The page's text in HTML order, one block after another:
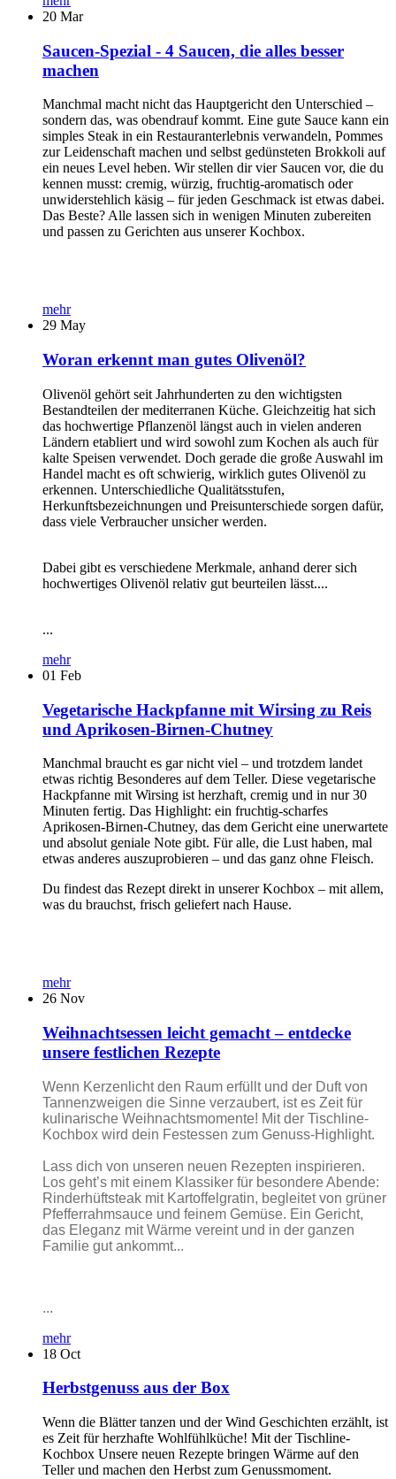
20 Mar
Saucen-Spezial - 4 Saucen, die alles besser
machen
Manchmal macht nicht das Hauptgericht den Unterschied –
sondern das, was obendrauf kommt. Eine gute Sauce kann ein
simples Steak in ein Restauranterlebnis verwandeln, Pommes
zur Leidenschaft machen und selbst gedünsteten Brokkoli auf
ein neues Level heben. Wir stellen dir vier Saucen vor, die du
kennen musst: cremig, würzig, fruchtig-aromatisch oder
unwiderstehlich käsig – für jeden Geschmack ist etwas dabei.
Das Beste? Alle lassen sich in wenigen Minuten zubereiten
und passen zu Gerichten aus unserer Kochbox.
mehr
29 May
Woran erkennt man gutes Olivenöl?
Olivenöl gehört seit Jahrhunderten zu den wichtigsten
Bestandteilen der mediterranen Küche. Gleichzeitig hat sich
das hochwertige Pflanzenöl längst auch in vielen anderen
Ländern etabliert und wird sowohl zum Kochen als auch für
kalte Speisen verwendet. Doch gerade die große Auswahl im
Handel macht es oft schwierig, wirklich gutes Olivenöl zu
erkennen. Unterschiedliche Qualitätsstufen,
Herkunftsbezeichnungen und Preisunterschiede sorgen dafür,
dass viele Verbraucher unsicher werden.
Dabei gibt es verschiedene Merkmale, anhand derer sich
hochwertiges Olivenöl relativ gut beurteilen lässt....
...
mehr
01 Feb
Vegetarische Hackpfanne mit Wirsing zu Reis
und Aprikosen-Birnen-Chutney
Manchmal braucht es gar nicht viel – und trotzdem landet
etwas richtig Besonderes auf dem Teller. Diese vegetarische
Hackpfanne mit Wirsing ist herzhaft, cremig und in nur 30
Minuten fertig. Das Highlight: ein fruchtig-scharfes
Aprikosen-Birnen-Chutney, das dem Gericht eine unerwartete
und absolut geniale Note gibt. Für alle, die Lust haben, mal
etwas anderes auszuprobieren – und das ganz ohne Fleisch.
Du findest das Rezept direkt in unserer Kochbox – mit allem,
was du brauchst, frisch geliefert nach Hause.
mehr
26 Nov
Weihnachtsessen leicht gemacht – entdecke
unsere festlichen Rezepte
Wenn Kerzenlicht den Raum erfüllt und der Duft von
Tannenzweigen die Sinne verzaubert, ist es Zeit für
kulinarische Weihnachtsmomente! Mit der Tischline-
Kochbox wird dein Festessen zum Genuss-Highlight.
Lass dich von unseren neuen Rezepten inspirieren.
Los geht’s mit einem Klassiker für besondere Abende:
Rinderhüftsteak mit Kartoffelgratin, begleitet von grüner
Pfefferrahmsauce und feinem Gemüse. Ein Gericht,
das Eleganz mit Wärme vereint und in der ganzen
Familie gut ankommt...
...
mehr
18 Oct
Herbstgenuss aus der Box
Wenn die Blätter tanzen und der Wind Geschichten erzählt, ist
es Zeit für herzhafte Wohlfühlküche! Mit der Tischline-
Kochbox Unsere neuen Rezepte bringen Wärme auf den
Teller und machen den Herbst zum Genussmoment.